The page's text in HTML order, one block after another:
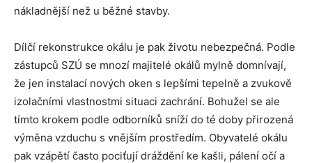
nákladnější než u běžné stavby.
Dílčí rekonstrukce okálu je pak životu nebezpečná. Podle
zástupců SZÚ se mnozí majitelé okálů mylně domnívají,
že jen instalací nových oken s lepšími tepelně a zvukově
izolačními vlastnostmi situaci zachrání. Bohužel se ale
tímto krokem podle odborníků sníží do té doby přirozená
výměna vzduchu s vnějším prostředím. Obyvatelé okálu
pak vzápětí často pociťují dráždění ke kašli, pálení očí a